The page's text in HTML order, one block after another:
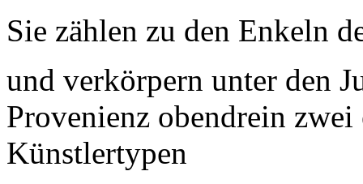
Sie zählen zu den Enkeln
und verkörpern unter den
Provenienz obendrein
Künstlertypen